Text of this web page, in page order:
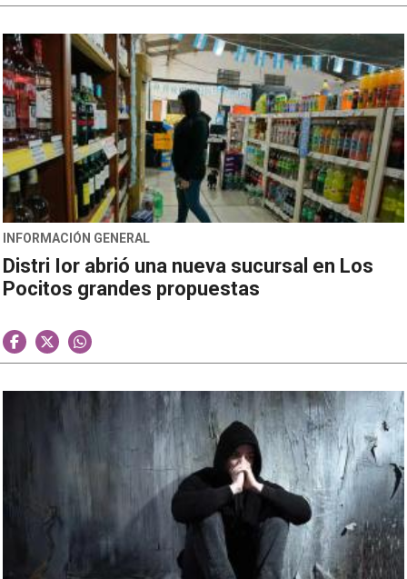
INFORMACIÓN GENERAL
Distri Ior abrió una nueva sucursal en Los
Pocitos grandes propuestas